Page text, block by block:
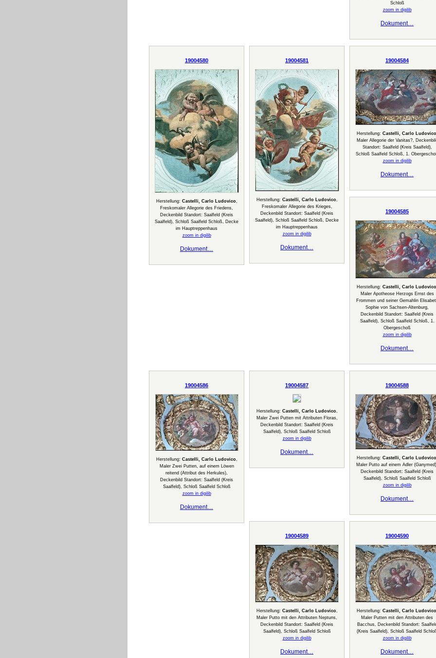
Schloß
zoom in digilib
Dokument…
19004580
Herstellung: Castelli, Carlo Ludovico,
Freskomaler Allegorie des Friedens,
Deckenbild Standort: Saalfeld (Kreis
Saalfeld), Schloß Saalfeld Schloß, Decke
im Hauptreppenhaus
zoom in digilib
Dokument…
19004581
Herstellung: Castelli, Carlo Ludovico,
Freskomaler Allegorie des Krieges,
Deckenbild Standort: Saalfeld (Kreis
Saalfeld), Schloß Saalfeld Schloß, Decke
im Hauptreppenhaus
zoom in digilib
Dokument…
19004584
Herstellung: Castelli, Carlo Ludovico
Maler Allegorie der Vanitas?,
Standort: Saalfeld (Kreis Saalfeld),
Schloß Saalfeld Schloß, 1.
zoom in digilib
Dokument…
19004585
Herstellung: Castelli, Carlo Ludovico
Maler Apotheose Herzogs Ernst des
Frommen und seiner Gemahlin
Sophie von Sachsen-Altenburg,
Deckenbild Standort: Saalfeld (Kreis
Saalfeld), Schloß Saalfeld Schloß, 1.
Obergeschoß
zoom in digilib
Dokument…
19004586
Herstellung: Castelli, Carlo Ludovico,
Maler Zwei Putten, auf einem Löwen
reitend (Attribut des Herkules),
Deckenbild Standort: Saalfeld (Kreis
Saalfeld), Schloß Saalfeld Schloß
zoom in digilib
Dokument…
19004587
Herstellung: Castelli, Carlo Ludovico,
Maler Zwei Putten mit Attributen Floras,
Deckenbild Standort: Saalfeld (Kreis
Saalfeld), Schloß Saalfeld Schloß
zoom in digilib
Dokument…
19004588
Herstellung: Castelli, Carlo Ludovico
Maler Putto auf einem Adler
Deckenbild Standort: Saalfeld (Kreis
Saalfeld), Schloß Saalfeld Schloß
zoom in digilib
Dokument…
19004589
Herstellung: Castelli, Carlo Ludovico,
Maler Putto mit den Attributen Neptuns,
Deckenbild Standort: Saalfeld (Kreis
Saalfeld), Schloß Saalfeld Schloß
zoom in digilib
Dokument…
19004590
Herstellung: Castelli, Carlo Ludovico
Maler Putten mit den Attributen des
Bacchus, Deckenbild Standort:
(Kreis Saalfeld), Schloß Saalfeld
zoom in digilib
Dokument…